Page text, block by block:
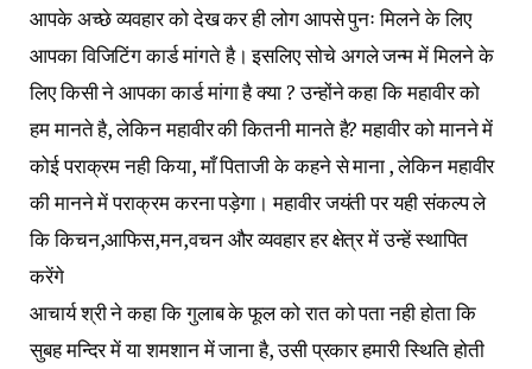
आपके अच्छे व्यवहार को देख कर ही लोग आपसे पुनः मिलने के लिए
आपका विजिटिंग कार्ड मांगते है। इसलिए सोचे अगले जन्म में मिलने के
लिए किसी ने आपका कार्ड मांगा है क्या ? उन्होंने कहा कि महावीर को
हम मानते है, लेकिन महावीर की कितनी मानते है? महावीर को मानने में
कोई पराक्रम नही किया, माँ पिताजी के कहने से माना , लेकिन महावीर
की मानने में पराक्रम करना पड़ेगा। महावीर जयंती पर यही संकल्प ले
कि किचन,आफिस,मन,वचन और व्यवहार हर क्षेत्र में उन्हें स्थापित
करेंगे
आचार्य श्री ने कहा कि गुलाब के फूल को रात को पता नही होता कि
सुबह मन्दिर में या शमशान में जाना है, उसी प्रकार हमारी स्थिति होती